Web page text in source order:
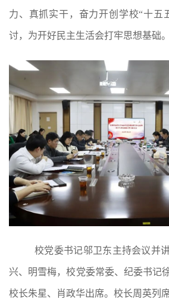
力、真抓实干，奋力开创学校“十五
讨，为开好民主生活会打牢思想基础。
校党委书记邬卫东主持会议并
兴、明雪梅，校党委常委、纪委书记
校长朱星、肖政华出席。校长周英列席